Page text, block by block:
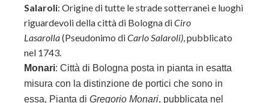
Salaroli: Origine di tutte le strade sotterranei e luoghi
riguardevoli della città di Bologna diCiro
Lasarolla(Pseudonimo diCarlo Salaroli), pubblicato
nel 1743.
Monari: Città di Bologna posta in pianta in esatta
misura con la distinzione de portici che sono in
essa, Pianta di Gregorio Monari, pubblicata nel